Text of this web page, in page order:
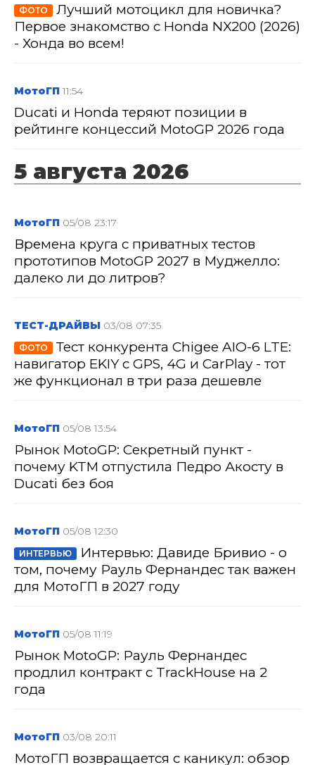
ФОТО
Лучший мотоцикл для новичка?
Первое знакомство с Honda NX200 (2026)
- Хонда во всем!
МотоГП 11:54
Ducati и Honda теряют позиции в
рейтинге концессий MotoGP 2026 года
5 августа 2026
МотоГП 05/08 23:17
Времена круга с приватных тестов
прототипов MotoGP 2027 в Муджелло:
далеко ли до литров?
ТЕСТ-ДРАЙВЫ 03/08 07:35
ФОТО
Тест конкурента Chigee AIO-6 LTE:
навигатор EKIY с GPS, 4G и CarPlay - тот
же функционал в три раза дешевле
МотоГП 05/08 13:54
Рынок MotoGP: Секретный пункт -
почему KTM отпустила Педро Акосту в
Ducati без боя
МотоГП 05/08 12:30
ИНТЕРВЬЮ
Интервью: Давиде Бривио - о
том, почему Рауль Фернандес так важен
для МотоГП в 2027 году
МотоГП 05/08 11:19
Рынок MotoGP: Рауль Фернандес
продлил контракт с TrackHouse на 2
года
МотоГП 03/08 20:11
МотоГП возвращается с каникул: обзор